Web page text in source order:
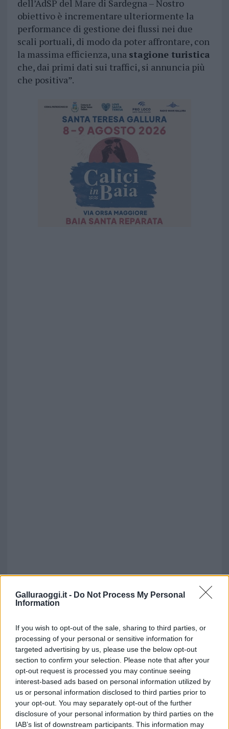
Galluraoggi.it - Do Not Process My Personal
Information
If you wish to opt-out of the sale, sharing to third parties, or
processing of your personal or sensitive information for
targeted advertising by us, please use the below opt-out
section to confirm your selection. Please note that after your
opt-out request is processed you may continue seeing
interest-based ads based on personal information utilized by
us or personal information disclosed to third parties prior to
your opt-out. You may separately opt-out of the further
disclosure of your personal information by third parties on the
IAB’s list of downstream participants. This information may
dell’AdSP del Mare di Sardegna – Nostro
obiettivo è incrementare ulteriormente la
performance di gestione dei flussi nei due
scali portuali, di modo da poter affrontare, con
la massima efficienza, una stagione turistica
che, dai primi dati sui traffici, si annuncia più
che positiva”.